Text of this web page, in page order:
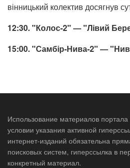
вінницький колектив досягнув
12:30. "Колос-2" — "Лівий
15:00. "Самбір-Нива-2" —
Использование материалов
условии указания активной
интернет-изданий обязательна
поисковых систем, гиперссылка в
конкретный материал.